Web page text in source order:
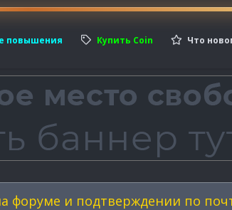
повышения Купить Coin Что
форуме и подтверждении по